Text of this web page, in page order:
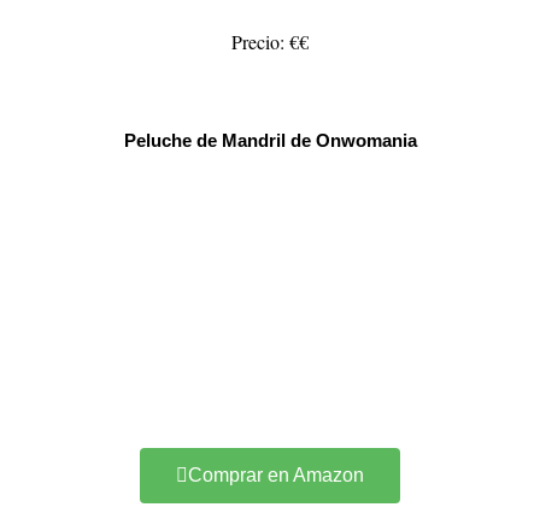
Precio: €€
Peluche de Mandril de Onwomania
Comprar en Amazon